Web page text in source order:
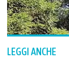
LEGGI ANCHE